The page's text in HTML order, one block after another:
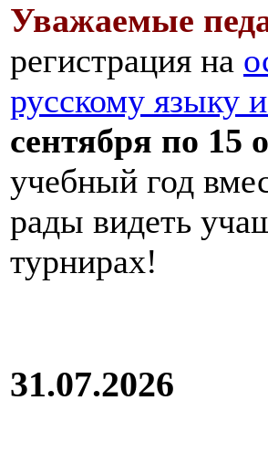
Уважаемые
регистрация на
русскому языку
сентября по 15
учебный год
рады видеть
турнирах!
31.07.2026